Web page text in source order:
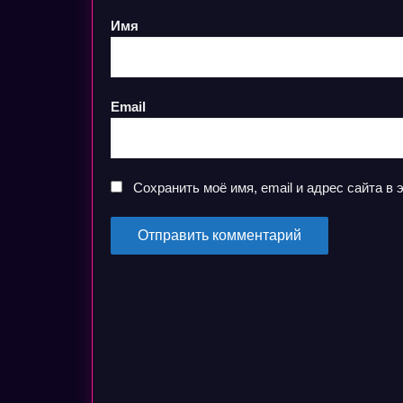
Имя
Email
Сохранить моё имя, email и адрес сайта